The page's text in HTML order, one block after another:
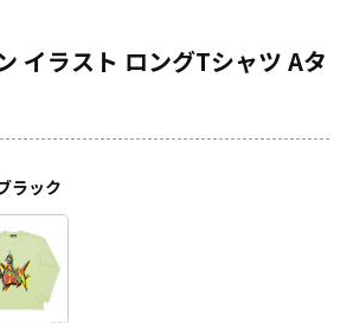
イラスト ロングTシャツ Aタ
ラック